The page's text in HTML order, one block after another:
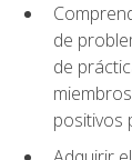
de
de
positivos